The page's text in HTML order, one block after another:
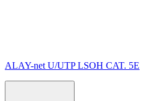
ALAY-net U/UTP LSОH CAT. 5E